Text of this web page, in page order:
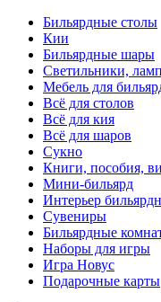
Бильярдные столы
Кии
Бильярдные шары
Светильники,
Мебель для
Всё для столов
Всё для кия
Всё для шаров
Сукно
Книги, пособия,
Мини-бильярд
Интерьер
Сувениры
Бильярдные
Наборы для игры
Игра Новус
Подарочные карты